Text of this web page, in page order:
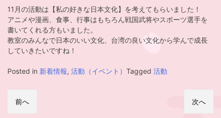
11月の活動は【私の好きな日本文化】を考えてもらいました！
アニメや漫画、食事、行事はもちろん戦国武将やスポーツ選手を
書いてくれる方もいました。
教室のみんなで日本のいい文化、台湾の良い文化から学んで成長
していきたいですね！
Posted in 新着情報, 活動（イベント） Tagged 活動
稿前へ 次へ